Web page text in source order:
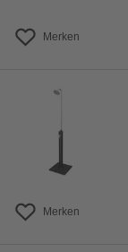
Merken
Merken